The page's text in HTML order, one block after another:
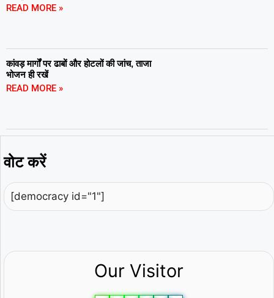
READ MORE »
कांवड़ मार्गों पर ढाबों और होटलों की जांच, ताजा
भोजन ही रखें
READ MORE »
वोट करें
[democracy id="1"]
Our Visitor